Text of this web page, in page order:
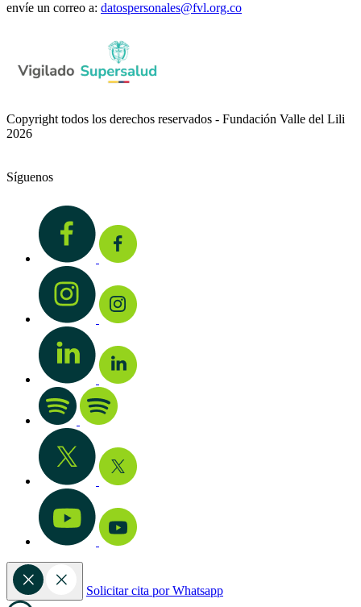
envíe un correo a: datospersonales@fvl.org.co
Copyright todos los derechos reservados - Fundación Valle del Lili
2026
Síguenos
Solicitar cita por Whatsapp